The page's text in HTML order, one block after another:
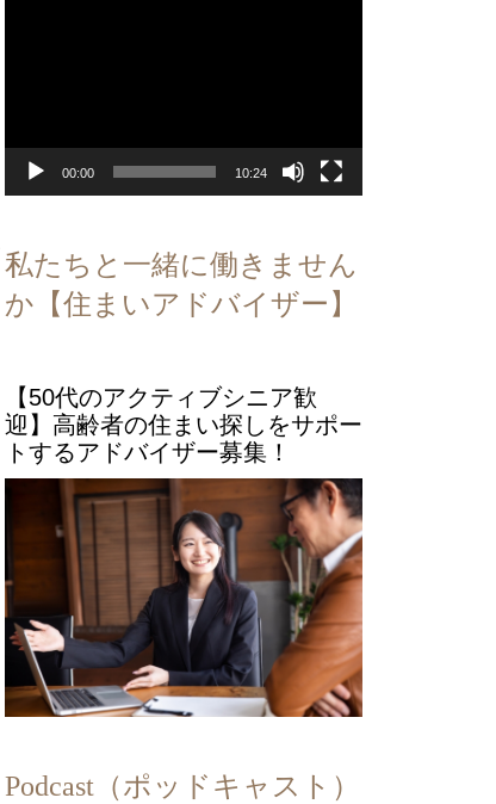
ヤ
00:00 10:24
私たちと一緒に働きません
か【住まいアドバイザー】
【50代のアクティブシニア歓
迎】高齢者の住まい探しをサポー
トするアドバイザー募集！
Podcast（ポッドキャスト）